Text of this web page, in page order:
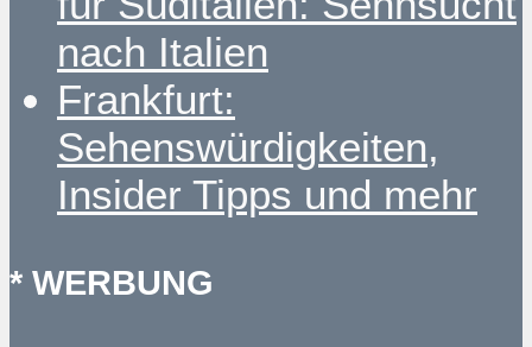
nach Italien
Frankfurt:
Sehenswürdigkeiten,
Insider Tipps und mehr
* WERBUNG